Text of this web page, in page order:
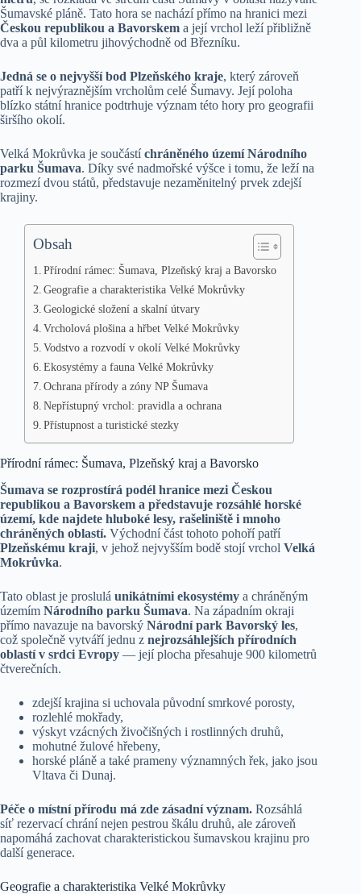
Šumavské pláně. Tato hora se nachází přímo na hranici mezi
Českou republikou a Bavorskem a její vrchol leží přibližně
dva a půl kilometru jihovýchodně od Březníku.
Jedná se o nejvyšší bod Plzeňského kraje, který zároveň
patří k nejvýraznějším vrcholům celé Šumavy. Její poloha
blízko státní hranice podtrhuje význam této hory pro geografii
širšího okolí.
Velká Mokrůvka je součástíchráněného území Národního
parku Šumava. Díky své nadmořské výšce i tomu, že leží na
rozmezí dvou států, představuje nezaměnitelný prvek zdejší
krajiny.
Obsah
Přírodní rámec: Šumava, Plzeňský kraj a Bavorsko
Geografie a charakteristika Velké Mokrůvky
Geologické složení a skalní útvary
Vrcholová plošina a hřbet Velké Mokrůvky
Vodstvo a rozvodí v okolí Velké Mokrůvky
Ekosystémy a fauna Velké Mokrůvky
Ochrana přírody a zóny NP Šumava
Nepřístupný vrchol: pravidla a ochrana
Přístupnost a turistické stezky
Přírodní rámec: Šumava, Plzeňský kraj a Bavorsko
Šumava se rozprostírá podél hranice mezi Českou
republikou a Bavorskem a představuje rozsáhlé horské
území, kde najdete hluboké lesy, rašeliniště i mnoho
chráněných oblastí. Východní část tohoto pohoří patří
Plzeňskému kraji, v jehož nejvyšším bodě stojí vrchol Velká
Mokrůvka.
Tato oblast je proslulá unikátními ekosystémy a chráněným
územím Národního parku Šumava. Na západním okraji
přímo navazuje na bavorský Národní park Bavorský les,
což společně vytváří jednu z nejrozsáhlejších přírodních
oblastí v srdci Evropy — její plocha přesahuje 900 kilometrů
čtverečních.
zdejší krajina si uchovala původní smrkové porosty,
rozlehlé mokřady,
výskyt vzácných živočišných i rostlinných druhů,
mohutné žulové hřebeny,
horské pláně a také prameny významných řek, jako jsou
Vltava či Dunaj.
Péče o místní přírodu má zde zásadní význam. Rozsáhlá
síť rezervací chrání nejen pestrou škálu druhů, ale zároveň
napomáhá zachovat charakteristickou šumavskou krajinu pro
další generace.
Geografie a charakteristika Velké Mokrůvky